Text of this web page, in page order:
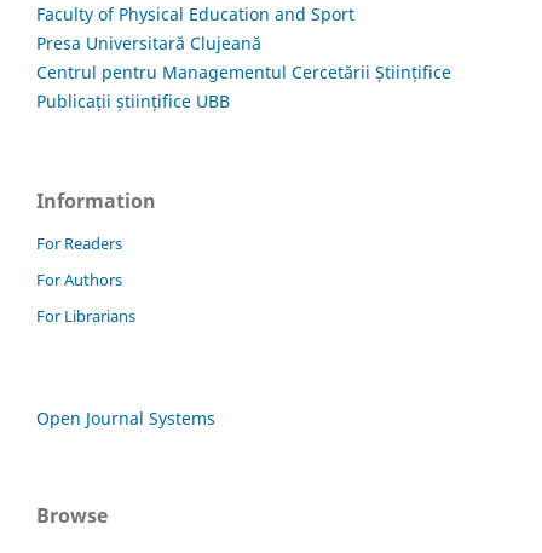
Faculty of Physical Education and Sport
Presa Universitară Clujeană
Centrul pentru Managementul Cercetării Științifice
Publicații științifice UBB
Information
For Readers
For Authors
For Librarians
Open Journal Systems
Browse